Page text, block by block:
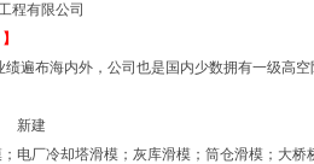
程有限公司
遍布海内外，公司也是国内少数拥有一级高
程：
筑物 新建
电厂冷却塔滑模；灰库滑模；筒仓滑模；